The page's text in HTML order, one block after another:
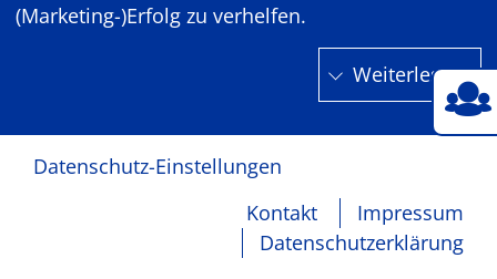
(Marketing-)Erfolg zu verhelfen.
Weiterlesen
Datenschutz-Einstellungen
Kontakt
Impressum
Datenschutzerklärung